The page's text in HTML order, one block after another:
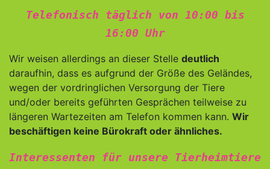
Telefonisch täglich von 10:00 bis
16:00 Uhr
Wir weisen allerdings an dieser Stelle deutlich
daraufhin, dass es aufgrund der Größe des Geländes,
wegen der vordringlichen Versorgung der Tiere
und/oder bereits geführten Gesprächen teilweise zu
längeren Wartezeiten am Telefon kommen kann. Wir
beschäftigen keine Bürokraft oder ähnliches.
Interessenten für unsere Tierheimtiere